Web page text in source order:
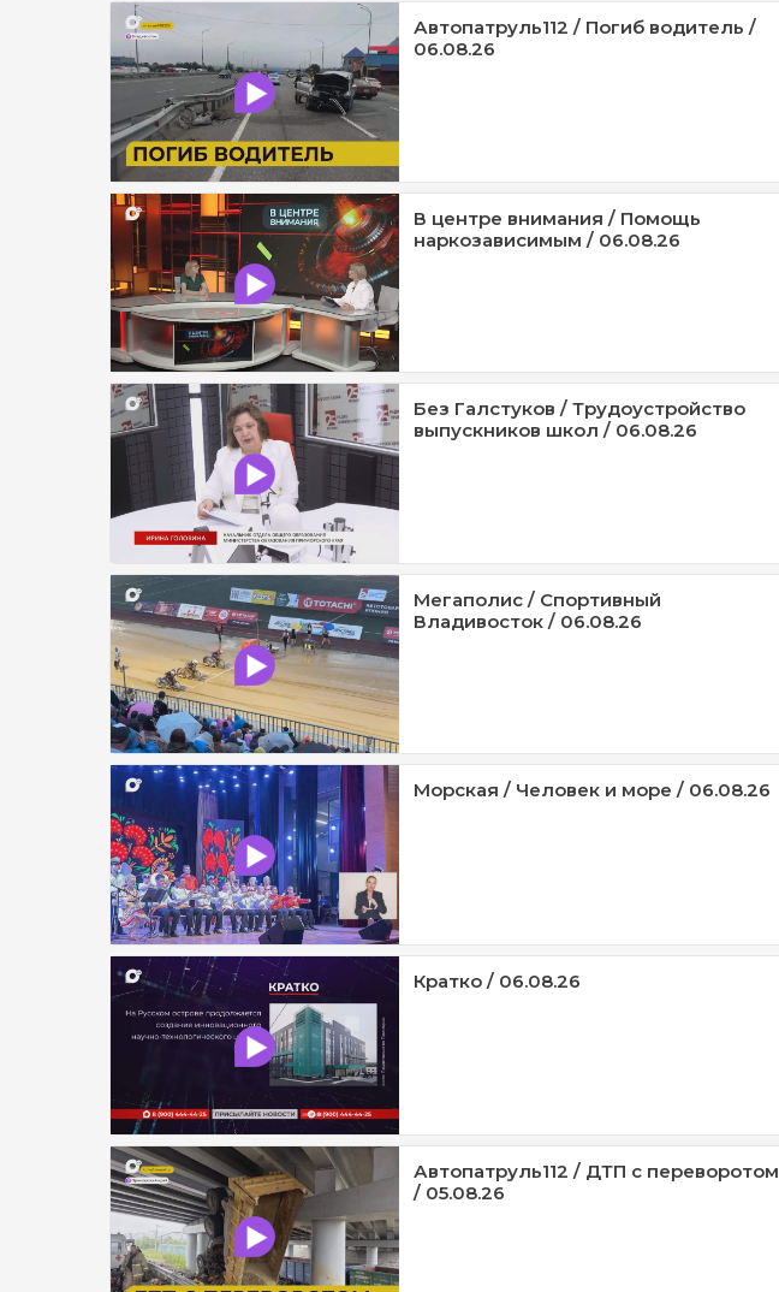
Автопатруль112 / Погиб водитель /
06.08.26
В центре внимания / Помощь
наркозависимым / 06.08.26
Без Галстуков / Трудоустройство
выпускников школ / 06.08.26
Мегаполис / Спортивный
Владивосток / 06.08.26
Морская / Человек и море / 06.08.26
Кратко / 06.08.26
Автопатруль112 / ДТП с переворотом
/ 05.08.26